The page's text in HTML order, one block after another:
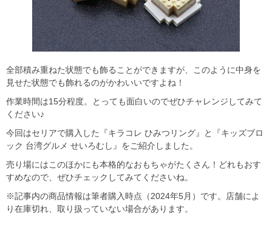
全部積み重ねた状態でも飾ることができますが、このように中身を
見せた状態でも飾れるのがかわいいですよね！
作業時間は15分程度。とっても面白いのでぜひチャレンジしてみて
ください♪
今回はセリアで購入した『キラコレ ひみつリング』と『キッズブロ
ック 台湾グルメ せいろむし』をご紹介しました。
売り場にはこのほかにも本格的なおもちゃがたくさん！どれもおす
すめなので、ぜひチェックしてみてくださいね。
※記事内の商品情報は筆者購入時点（2024年5月）です。店舗によ
り在庫切れ、取り扱っていない場合があります。